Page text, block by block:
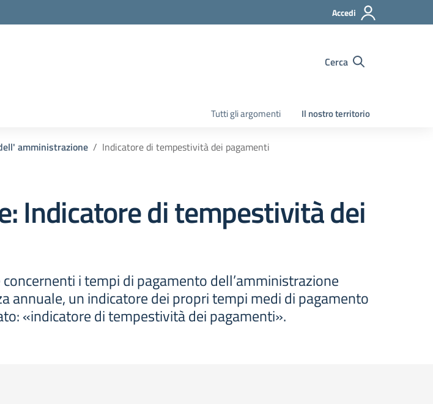
Accedi
Cerca
Tutti gli argomenti Il nostro territorio
amministrazione Indicatore di tempestività dei pagamenti
Indicatore di tempestività dei
i tempi di pagamento dell’amministrazione
annuale, un indicatore dei propri tempi medi di pagamento
«indicatore di tempestività dei pagamenti».